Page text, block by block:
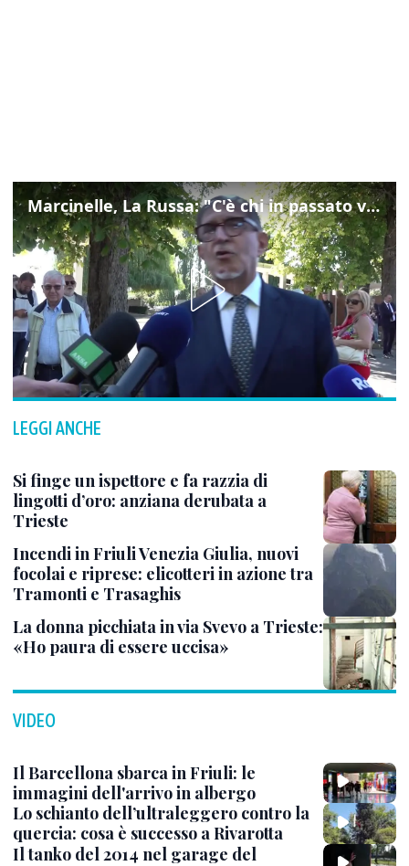
Marcinelle, La Russa: "C'è chi in passato voltava le spalle a Marcinelle"
LEGGI ANCHE
Si finge un ispettore e fa razzia di
lingotti d’oro: anziana derubata a
Trieste
Incendi in Friuli Venezia Giulia, nuovi
focolai e riprese: elicotteri in azione tra
Tramonti e Trasaghis
La donna picchiata in via Svevo a Trieste:
«Ho paura di essere uccisa»
VIDEO
Il Barcellona sbarca in Friuli: le
immagini dell'arrivo in albergo
Lo schianto dell’ultraleggero contro la
quercia: cosa è successo a Rivarotta
Il tanko del 2014 nel garage del